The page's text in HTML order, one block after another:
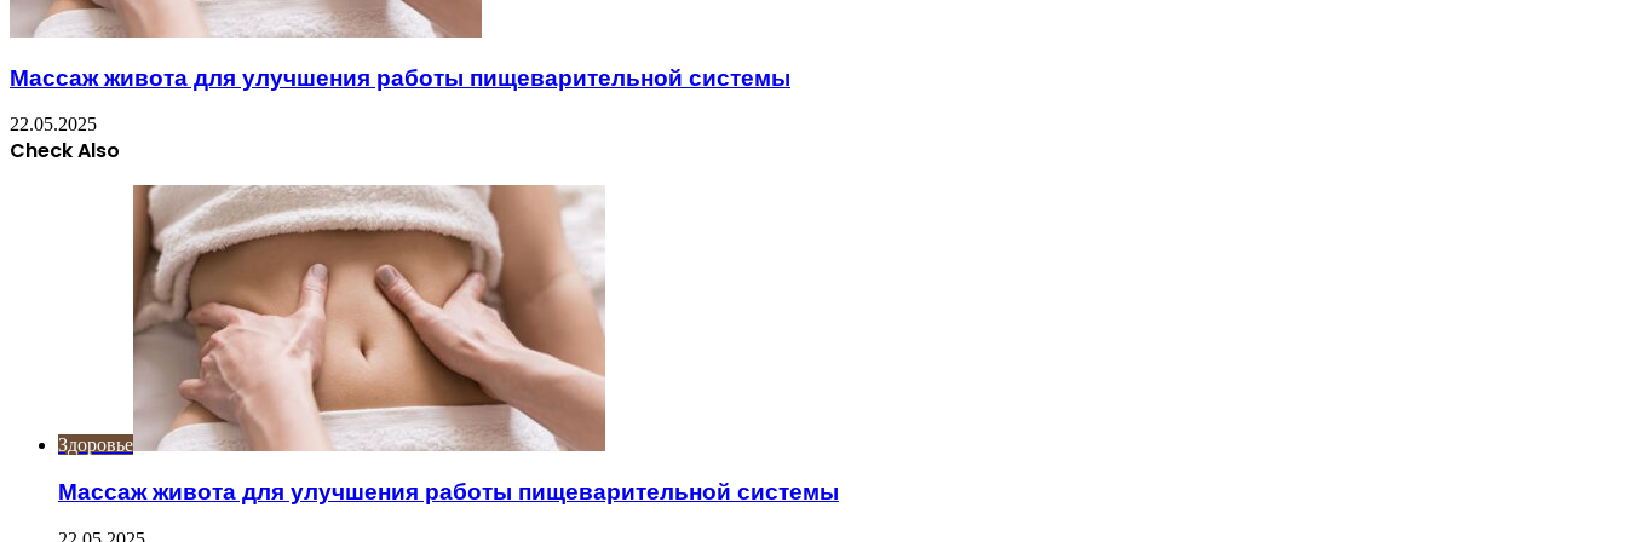
Массаж живота для улучшения работы пищеварительной системы
22.05.2025
Check Also
Здоровье
Массаж живота для улучшения работы пищеварительной системы